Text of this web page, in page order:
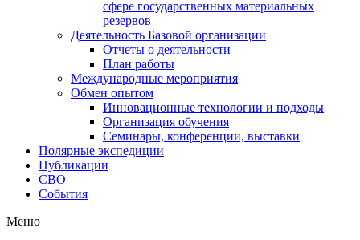
сфере государственных материальных
резервов
Деятельность Базовой организации
Отчеты о деятельности
План работы
Международные мероприятия
Обмен опытом
Инновационные технологии и подходы
Организация обучения
Семинары, конференции, выставки
Полярные экспедиции
Публикации
СВО
События
Меню